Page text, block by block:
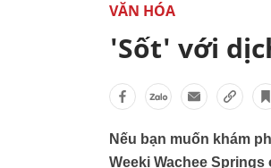
VĂN HÓA
'Sốt' với
Nếu bạn muốn khám
Weeki Wachee Springs